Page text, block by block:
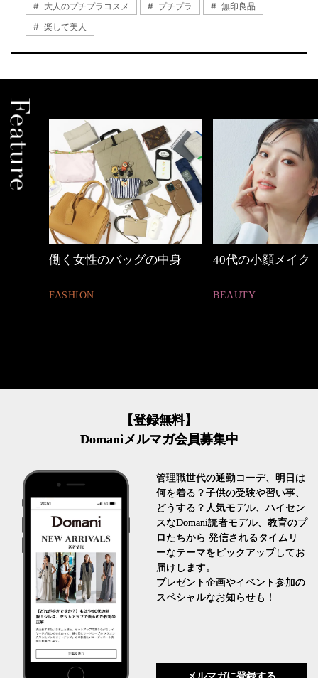
大人のプチプラコスメ
プチプラ
無印良品
楽して美人
40代の小顔メイク
BEAUTY
【ワーママのきれ
【登録無料】
Domaniメルマガ会員募集中
管理職世代の通勤コーデ、明日は
何を着る？子供の受験や習い事、
どうする？人気モデル、ハイセン
スなDomani読者モデル、教育のプ
ロたちから 発信されるタイムリ
ーなテーマをピックアップしてお
届けします。
プレゼント企画やイベント参加の
スペシャルなお知らせも！
メルマガに登録する